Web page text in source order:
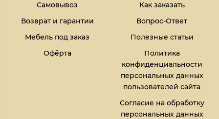
Самовывоз
Возврат и гарантии
Мебель под заказ
Офёрта
Как заказать
Вопрос-Ответ
Полезные статьи
Политика
конфиденциальности
персональных данных
пользователей сайта
Согласие на обработку
персональных данных